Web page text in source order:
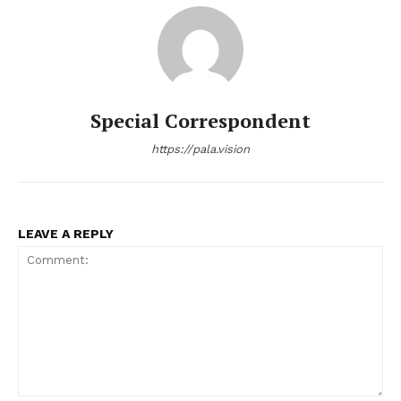
Special Correspondent
https://pala.vision
LEAVE A REPLY